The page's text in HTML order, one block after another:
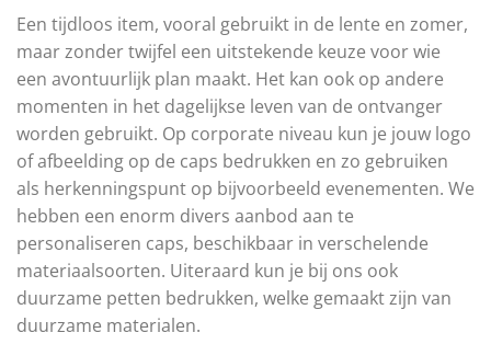
Een tijdloos item, vooral gebruikt in de lente en zomer,
maar zonder twijfel een uitstekende keuze voor wie
een avontuurlijk plan maakt. Het kan ook op andere
momenten in het dagelijkse leven van de ontvanger
worden gebruikt. Op corporate niveau kun je jouw logo
of afbeelding op de caps bedrukken en zo gebruiken
als herkenningspunt op bijvoorbeeld evenementen. We
hebben een enorm divers aanbod aan te
personaliseren caps, beschikbaar in verschelende
materiaalsoorten. Uiteraard kun je bij ons ook
duurzame petten bedrukken, welke gemaakt zijn van
duurzame materialen.